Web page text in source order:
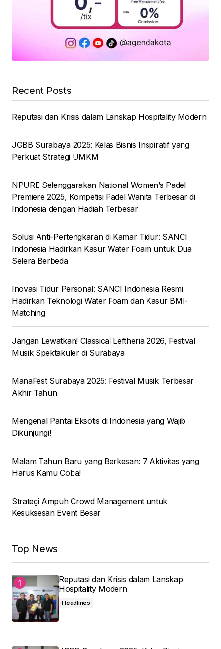
Recent Posts
Reputasi dan Krisis dalam Lanskap Hospitality Modern
JGBB Surabaya 2025: Kelas Bisnis Inspiratif yang
Perkuat Strategi UMKM
NPURE Selenggarakan National Women’s Padel
Premiere 2025, Kompetisi Padel Wanita Terbesar di
Indonesia dengan Hadiah Terbesar
Solusi Anti-Pertengkaran di Kamar Tidur: SANCI
Indonesia Hadirkan Kasur Water Foam untuk Dua
Selera Berbeda
Inovasi Tidur Personal: SANCI Indonesia Resmi
Hadirkan Teknologi Water Foam dan Kasur BMI-
Matching
Jangan Lewatkan! Classical Leftheria 2026, Festival
Musik Spektakuler di Surabaya
ManaFest Surabaya 2025: Festival Musik Terbesar
Akhir Tahun
Mengenal Pantai Eksotis di Indonesia yang Wajib
Dikunjungi!
Malam Tahun Baru yang Berkesan: 7 Aktivitas yang
Harus Kamu Coba!
Strategi Ampuh Crowd Management untuk
Kesuksesan Event Besar
Top News
Reputasi dan Krisis dalam Lanskap
Hospitality Modern
Headlines